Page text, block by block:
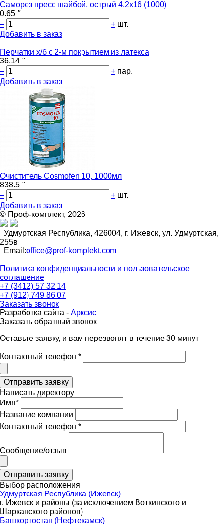
Саморез пресс шайбой, острый 4,2х16 (1000)
0.65 "
–
+ шт.
Добавить в заказ
Перчатки х/б с 2-м покрытием из латекса
36.14 "
–
+ пар.
Добавить в заказ
Очиститель Cosmofen 10, 1000мл
838.5 "
–
+ шт.
Добавить в заказ
© Проф-комплект, 2026
Удмуртская Республика, 426004, г. Ижевск, ул. Удмуртская,
255в
Email:office@prof-komplekt.com
Политика конфиденциальности и пользовательское
соглашение
+7 (3412) 57 32 14
+7 (912) 749 86 07
Заказать звонок
Разработка сайта - Арксис
Заказать обратный звонок
Оставьте заявку, и вам перезвонят в течение 30 минут
Контактный телефон *
Написать директору
Имя*
Название компании
Контактный телефон *
Сообщение/отзыв
Выбор расположения
Удмуртская Республика (Ижевск)
г. Ижевск и районы (за исключением Воткинского и
Шарканского районов)
Башкортостан (Нефтекамск)